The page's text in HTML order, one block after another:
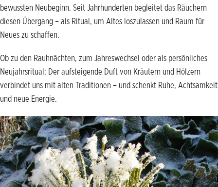
bewussten Neubeginn. Seit Jahrhunderten begleitet das Räuchern
diesen Übergang – als Ritual, um Altes loszulassen und Raum für
Neues zu schaffen.
Ob zu den Rauhnächten, zum Jahreswechsel oder als persönliches
Neujahrsritual: Der aufsteigende Duft von Kräutern und Hölzern
verbindet uns mit alten Traditionen – und schenkt Ruhe, Achtsamkeit
und neue Energie.